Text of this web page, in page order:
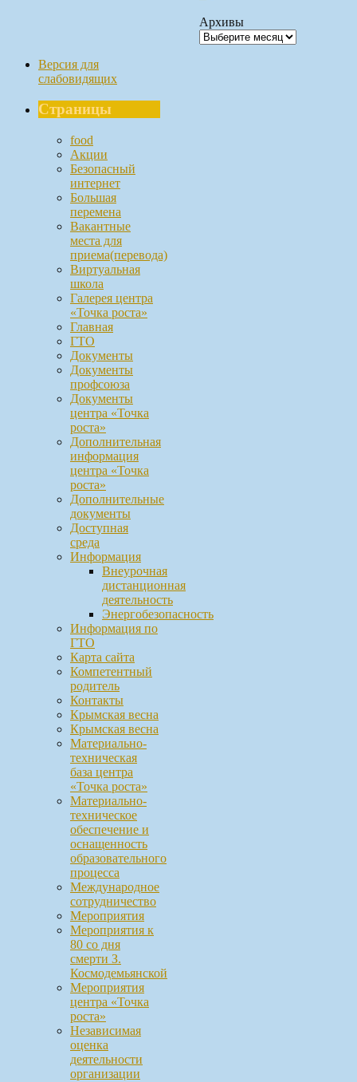
Архивы
Версия для
слабовидящих
Страницы
food
Акции
Безопасный
интернет
Большая
перемена
Вакантные
места для
приема(перевода)
Виртуальная
школа
Галерея центра
«Точка роста»
Главная
ГТО
Документы
Документы
профсоюза
Документы
центра «Точка
роста»
Дополнительная
информация
центра «Точка
роста»
Дополнительные
документы
Доступная
среда
Информация
Внеурочная
дистанционная
деятельность
Энергобезопасность
Информация по
ГТО
Карта сайта
Компетентный
родитель
Контакты
Крымская весна
Крымская весна
Материально-
техническая
база центра
«Точка роста»
Материально-
техническое
обеспечение и
оснащенность
образовательного
процесса
Международное
сотрудничество
Мероприятия
Мероприятия к
80 со дня
смерти З.
Космодемьянской
Мероприятия
центра «Точка
роста»
Независимая
оценка
деятельности
организации